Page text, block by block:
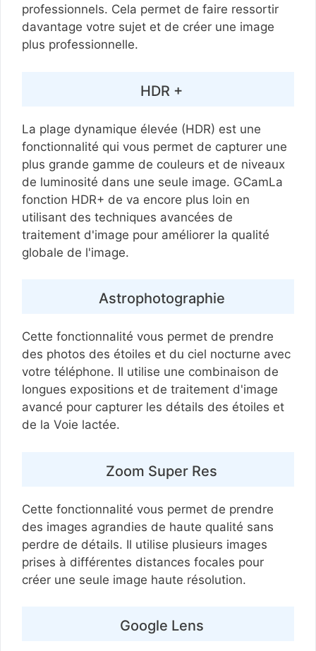
professionnels. Cela permet de faire ressortir
davantage votre sujet et de créer une image
plus professionnelle.
HDR +
La plage dynamique élevée (HDR) est une
fonctionnalité qui vous permet de capturer une
plus grande gamme de couleurs et de niveaux
de luminosité dans une seule image. GCamLa
fonction HDR+ de va encore plus loin en
utilisant des techniques avancées de
traitement d'image pour améliorer la qualité
globale de l'image.
Astrophotographie
Cette fonctionnalité vous permet de prendre
des photos des étoiles et du ciel nocturne avec
votre téléphone. Il utilise une combinaison de
longues expositions et de traitement d'image
avancé pour capturer les détails des étoiles et
de la Voie lactée.
Zoom Super Res
Cette fonctionnalité vous permet de prendre
des images agrandies de haute qualité sans
perdre de détails. Il utilise plusieurs images
prises à différentes distances focales pour
créer une seule image haute résolution.
Google Lens